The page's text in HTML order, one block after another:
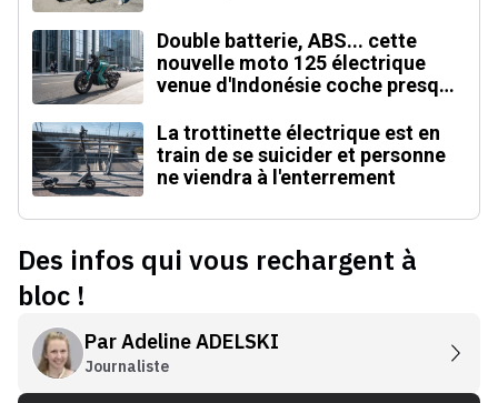
Double batterie, ABS... cette
nouvelle moto 125 électrique
venue d'Indonésie coche presque
La trottinette électrique est en
train de se suicider et personne
ne viendra à l'enterrement
Des infos qui vous rechargent à
bloc !
ParAdeline ADELSKI
Journaliste